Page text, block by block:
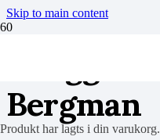
Skip to main content
Produkt har lagts i din varukorg.
Bergman